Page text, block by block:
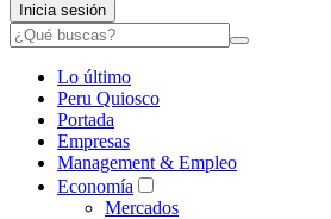
Inicia sesión
Lo último
Peru Quiosco
Portada
Empresas
Management & Empleo
Economía
Mercados